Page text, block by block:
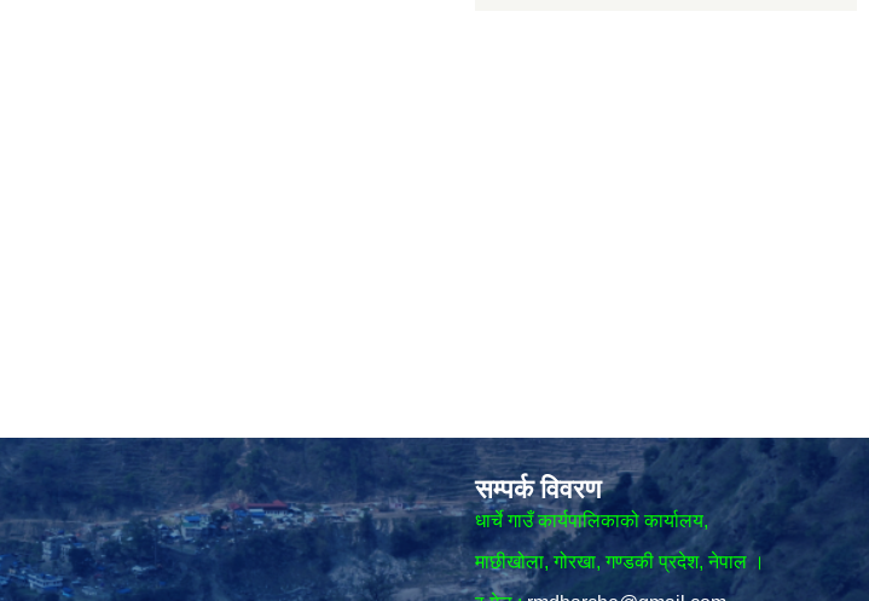
सम्पर्क विवरण
धार्चे गाउँ कार्यपालिकाको कार्यालय,
माछीखोला, गोरखा, गण्डकी प्रदेश, नेपाल ।